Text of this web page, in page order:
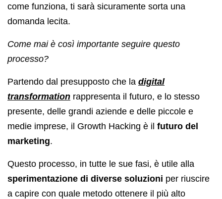
come funziona, ti sarà sicuramente sorta una
domanda lecita.
Come mai è così importante seguire questo
processo?
Partendo dal presupposto che la digital
transformation rappresenta il futuro, e lo stesso
presente, delle grandi aziende e delle piccole e
medie imprese, il Growth Hacking è il futuro del
marketing.
Questo processo, in tutte le sue fasi, è utile alla
sperimentazione di diverse soluzioni per riuscire
a capire con quale metodo ottenere il più alto